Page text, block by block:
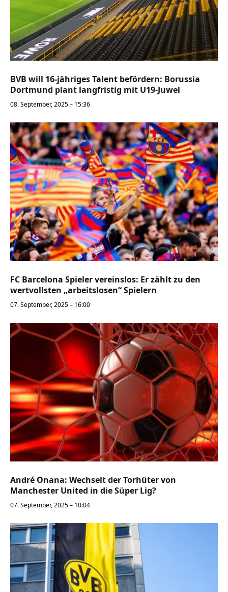
BVB will 16-jähriges Talent befördern: Borussia
Dortmund plant langfristig mit U19-Juwel
08. September, 2025 – 15:36
FC Barcelona Spieler vereinslos: Er zählt zu den
wertvollsten „arbeitslosen“ Spielern
07. September, 2025 – 16:00
André Onana: Wechselt der Torhüter von
Manchester United in die Süper Lig?
07. September, 2025 – 10:04